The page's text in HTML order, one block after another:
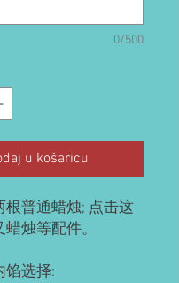
0/500
u košaricu
根普通蜡烛; 点击这
烛等配件。
馅选择: